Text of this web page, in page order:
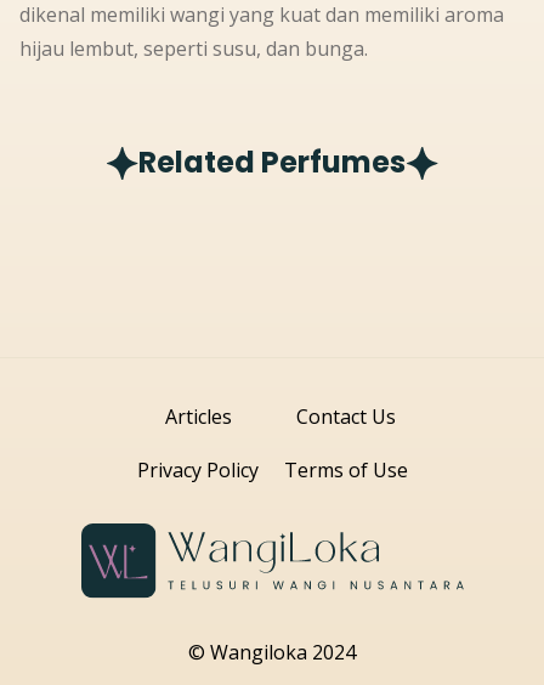
dikenal memiliki wangi yang kuat dan memiliki aroma
hijau lembut, seperti susu, dan bunga.
Related Perfumes
Articles
Contact Us
Privacy Policy
Terms of Use
© Wangiloka 2024